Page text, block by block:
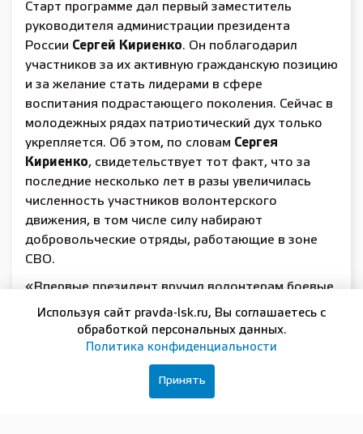
Старт программе дал первый заместитель
руководителя администрации президента
России Сергей Кириенко. Он поблагодарил
участников за их активную гражданскую позицию
и за желание стать лидерами в сфере
воспитания подрастающего поколения. Сейчас в
молодежных рядах патриотический дух только
укрепляется. Об этом, по словам Сергея
Кириенко, свидетельствует тот факт, что за
последние несколько лет в разы увеличилась
численность участников волонтерского
движения, в том числе силу набирают
добровольческие отряды, работающие в зоне
СВО.
«Впервые президент вручил волонтерам боевые
награды. К сожалению, среди ребят есть и
погибшие. Они шли за спинами военных,
вытаскивали детей и стариков из завалов,
разворачивали гуманитарные центры», —
Сергей Кириенко.
Используя сайт pravda-lsk.ru, Вы соглашаетесь с
обработкой персональных данных.
Политика конфиденциальности
Принять